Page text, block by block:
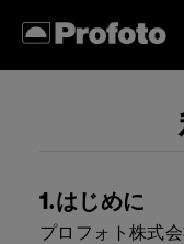
1.はじめに
プロフォト株式